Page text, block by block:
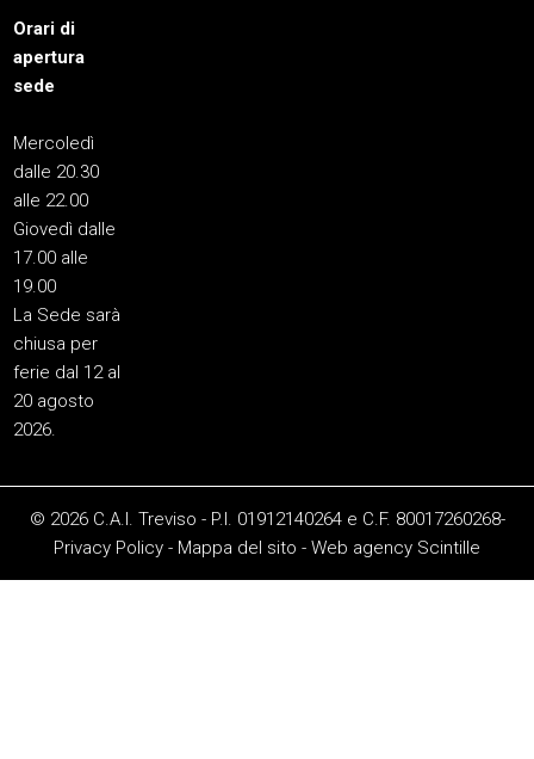
Orari di
apertura
sede
Mercoledì
dalle 20.30
alle 22.00
Giovedì dalle
17.00 alle
19.00
La Sede sarà
chiusa per
ferie dal 12 al
20 agosto
2026.
© 2026 C.A.I. Treviso - P.I. 01912140264 e C.F. 80017260268-
Privacy Policy - Mappa del sito - Web agency Scintille